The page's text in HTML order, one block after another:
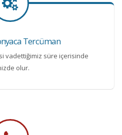
Tercüman
vadettiğimiz süre içerisinde
olur.